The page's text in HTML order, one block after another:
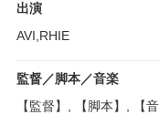
出演
AVI,RHIE
監督／脚本／音楽
【監督】, 【脚本】, 【音